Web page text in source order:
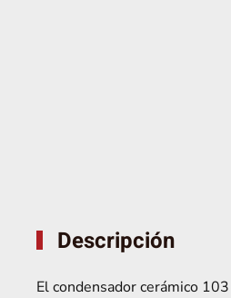
Descripción
El condensador cerámico